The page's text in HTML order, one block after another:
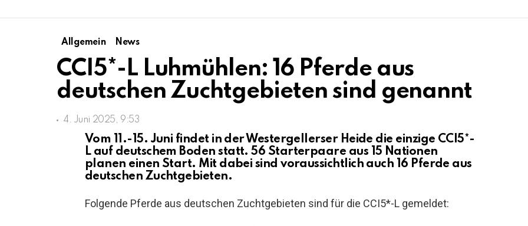
Allgemein News
CCI5*-L Luhmühlen: 16 Pferde aus
deutschen Zuchtgebieten sind genannt
4. Juni 2025, 9:53
Vom 11.-15. Juni findet in der Westergellerser Heide die einzige CCI5*-
L auf deutschem Boden statt. 56 Starterpaare aus 15 Nationen
planen einen Start. Mit dabei sind voraussichtlich auch 16 Pferde aus
deutschen Zuchtgebieten.
Folgende Pferde aus deutschen Zuchtgebieten sind für die CCI5*-L gemeldet: